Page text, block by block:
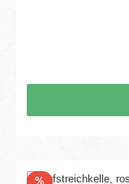
%Rabatt